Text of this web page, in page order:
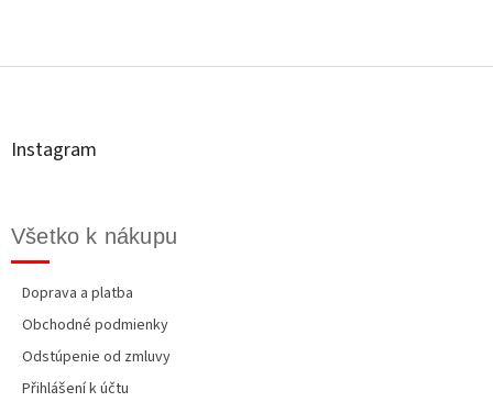
ii
á
Instagram
Všetko k nákupu
Doprava a platba
Obchodné podmienky
Odstúpenie od zmluvy
Přihlášení k účtu